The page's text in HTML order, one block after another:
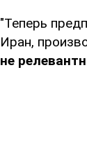
"Теперь
Иран,
не